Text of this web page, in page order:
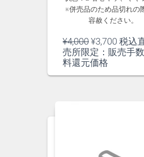
※併売品のため品切れの
容赦ください。
¥4,000元
の
価
¥3,700 現
在
税込
売所限定：販売手数
料還元価格